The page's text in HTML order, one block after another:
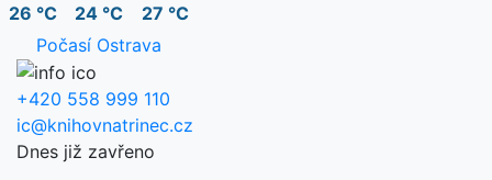
26 °C 24 °C
27 °C
Počasí Ostrava
+420 558 999 110
ic@knihovnatrinec.cz
Dnes již zavřeno